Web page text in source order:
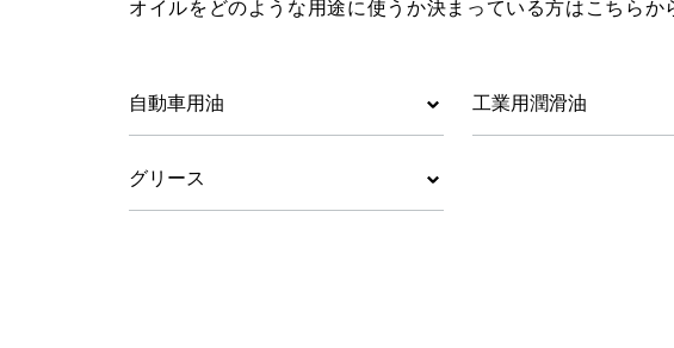
オイルをどのような用途に使うか決まっている方はこちらか
自動車用油 工業用潤滑油
グリース